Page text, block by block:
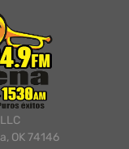
OK 74146